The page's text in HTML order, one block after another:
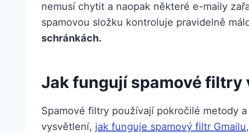
nemusí chytit a naopak některé e-maily
spamovou složku kontroluje pravidelně
schránkách.
Jak fungují spamové
Spamové filtry používají pokročilé metody
vysvětlení, jak funguje spamový filtr Gmailu